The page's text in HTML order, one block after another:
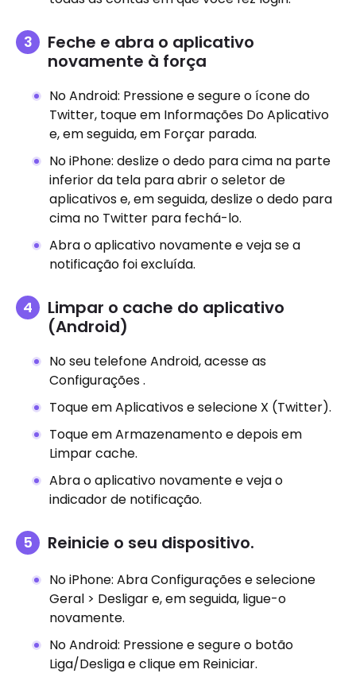
Feche e abra o aplicativo
novamente à força
No Android: Pressione e segure o ícone do
Twitter, toque em Informações Do Aplicativo
e, em seguida, em Forçar parada.
No iPhone: deslize o dedo para cima na parte
inferior da tela para abrir o seletor de
aplicativos e, em seguida, deslize o dedo para
cima no Twitter para fechá-lo.
Abra o aplicativo novamente e veja se a
notificação foi excluída.
Limpar o cache do aplicativo
(Android)
No seu telefone Android, acesse as
Configurações .
Toque em Aplicativos e selecione X (Twitter).
Toque em Armazenamento e depois em
Limpar cache.
Abra o aplicativo novamente e veja o
indicador de notificação.
Reinicie o seu dispositivo.
No iPhone: Abra Configurações e selecione
Geral > Desligar e, em seguida, ligue-o
novamente.
No Android: Pressione e segure o botão
Liga/Desliga e clique em Reiniciar.